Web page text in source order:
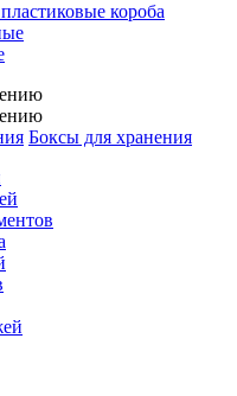
короба
Боксы для хранения